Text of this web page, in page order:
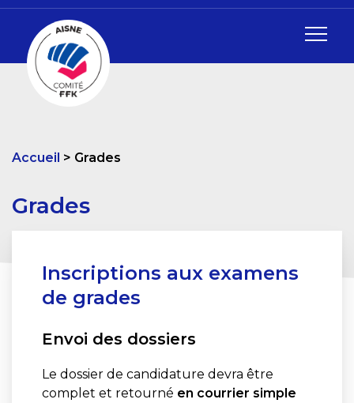
Accueil Grades
Grades
Inscriptions aux examens
de grades
Envoi des dossiers
Le dossier de candidature devra être
complet et retourné en courrier simple